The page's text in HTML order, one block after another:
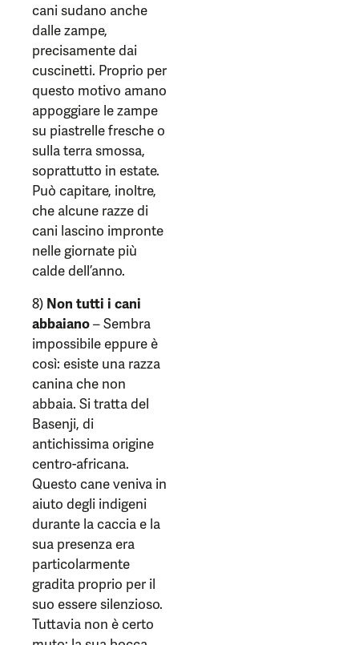
cani sudano anche
dalle zampe,
precisamente dai
cuscinetti. Proprio per
questo motivo amano
appoggiare le zampe
su piastrelle fresche o
sulla terra smossa,
soprattutto in estate.
Può capitare, inoltre,
che alcune razze di
cani lascino impronte
nelle giornate più
calde dell’anno.
8) Non tutti i cani
abbaiano– Sembra
impossibile eppure è
così: esiste una razza
canina che non
abbaia. Si tratta del
Basenji, di
antichissima origine
centro-africana.
Questo cane veniva in
aiuto degli indigeni
durante la caccia e la
sua presenza era
particolarmente
gradita proprio per il
suo essere silenzioso.
Tuttavia non è certo